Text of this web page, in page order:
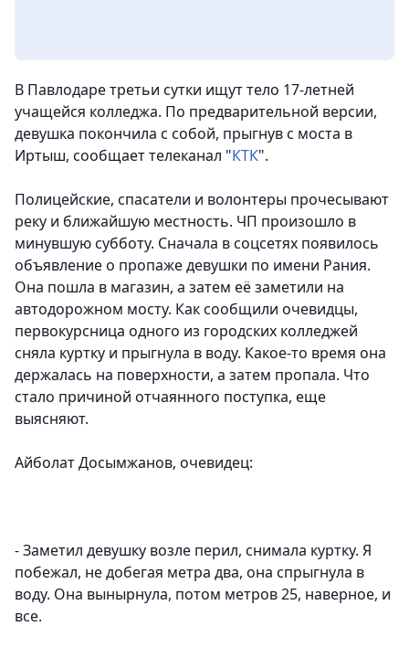
В Павлодаре третьи сутки ищут тело 17-летней
учащейся колледжа. По предварительной версии,
девушка покончила с собой, прыгнув с моста в
Иртыш, сообщает телеканал "КТК".
Полицейские, спасатели и волонтеры прочесывают
реку и ближайшую местность. ЧП произошло в
минувшую субботу. Сначала в соцсетях появилось
объявление о пропаже девушки по имени Рания.
Она пошла в магазин, а затем её заметили на
автодорожном мосту. Как сообщили очевидцы,
первокурсница одного из городских колледжей
сняла куртку и прыгнула в воду. Какое-то время она
держалась на поверхности, а затем пропала. Что
стало причиной отчаянного поступка, еще
выясняют.
Айболат Досымжанов, очевидец:
- Заметил девушку возле перил, снимала куртку. Я
побежал, не добегая метра два, она спрыгнула в
воду. Она вынырнула, потом метров 25, наверное, и
все.